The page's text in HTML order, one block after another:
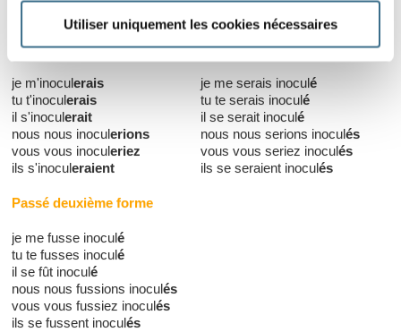
Utiliser uniquement les cookies nécessaires
Présent
je m'inoculerais
tu t'inoculerais
il s'inoculerait
nous nous inoculerions
vous vous inoculeriez
ils s'inoculeraient
Passé première forme
je me serais inoculé
tu te serais inoculé
il se serait inoculé
nous nous serions inoculés
vous vous seriez inoculés
ils se seraient inoculés
Passé deuxième forme
je me fusse inoculé
tu te fusses inoculé
il se fût inoculé
nous nous fussions inoculés
vous vous fussiez inoculés
ils se fussent inoculés